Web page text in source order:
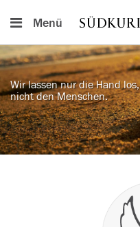
Menü
Wir lassen nur die Hand los,
nicht den Menschen.